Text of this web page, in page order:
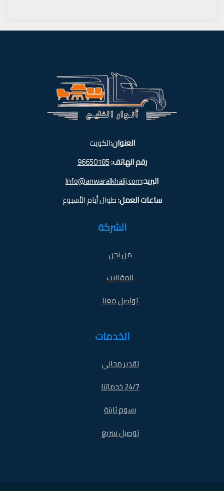
العنوان:الكويت
رقم الهاتف:96650185
البريد:Info@anwaralkhalij.com
ساعات العمل:طوال أيام الأسبوع
الشركة
من نحن
المقالات
تواصل معنا
الخدمات
تقدير مجاني
24/7 خدماتنا
رسوم ثابتة
توصيل سريع